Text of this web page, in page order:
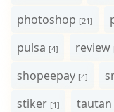
photoshop [21]
pulsa [4] review
shopeepay [4]
stiker [1] tautan